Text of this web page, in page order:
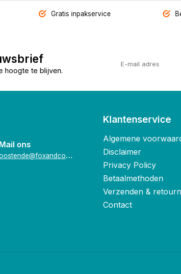
Gratis inpakservice
hoogte te blijven.
Mail ons
o
ostende@foxandco.be
Klantenservice
Algemene
Disclaimer
Privacy Policy
Betaalmethoden
Verzenden &
Contact